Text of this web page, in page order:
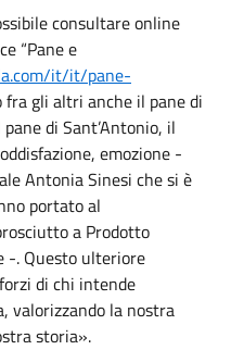
consultare online
“Pane e
it/it/pane-
fra gli altri anche il pane di
di Sant’Antonio, il
emozione -
Antonia Sinesi che si è
portato al
a Prodotto
-. Questo ulteriore
di chi intende
valorizzando la nostra
storia».